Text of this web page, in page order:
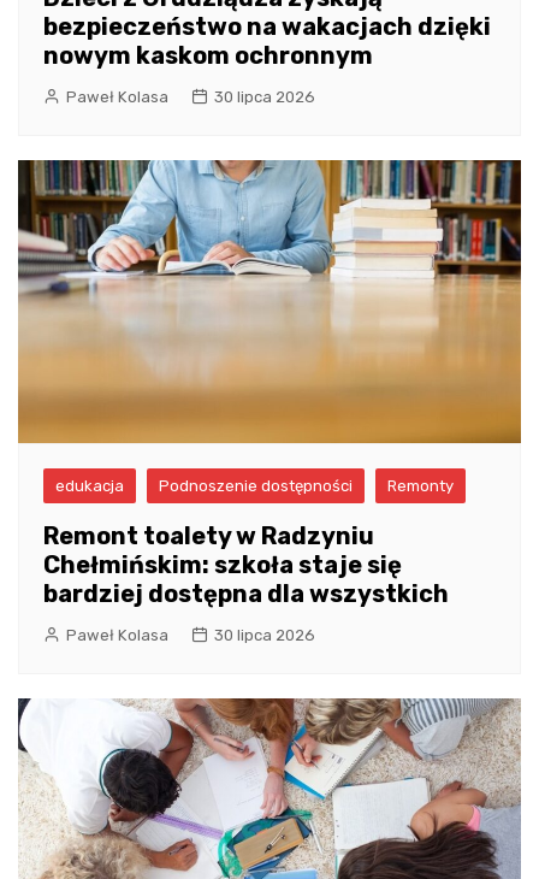
bezpieczeństwo na wakacjach dzięki
nowym kaskom ochronnym
Paweł Kolasa 30 lipca 2026
edukacja Podnoszenie dostępności Remonty
Remont toalety w Radzyniu
Chełmińskim: szkoła staje się
bardziej dostępna dla wszystkich
Paweł Kolasa 30 lipca 2026